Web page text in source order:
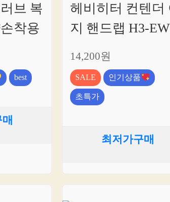
브 복
착용
best
헤비히터 컨텐더
지 핸드랩 H3-EW
14,200원
SALE
인기상품
초특가
최저가구매